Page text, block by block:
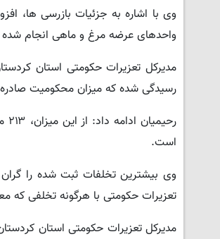
واحدهای عرضه مرغ و ماهی انجام
رسیدگی شده که میزان محکومیت صادره در این سه
است.
تعزیرات حکومتی با هرگونه تخلفی که
مدیرکل تعزیرات حکومتی استان